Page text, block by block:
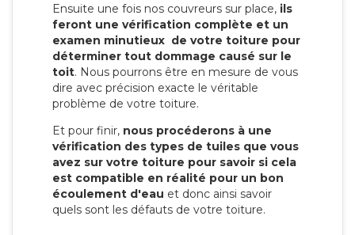
Ensuite une fois nos couvreurs sur place, ils
feront une vérification complète et un
examen minutieux de votre toiture pour
déterminer tout dommage causé sur le
toit. Nous pourrons être en mesure de vous
dire avec précision exacte le véritable
problème de votre toiture.
Et pour finir, nous procéderons à une
vérification des types de tuiles que vous
avez sur votre toiture pour savoir si cela
est compatible en réalité pour un bon
écoulement d'eau et donc ainsi savoir
quels sont les défauts de votre toiture.